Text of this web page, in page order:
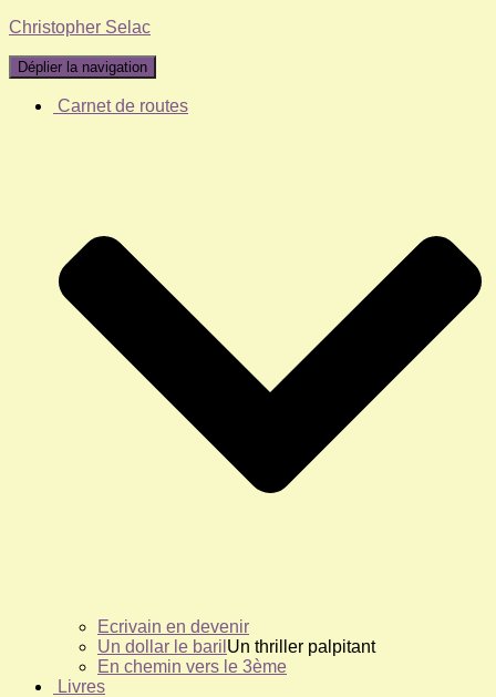
Christopher Selac
Déplier la navigation
Carnet de routes
Ecrivain en devenir
Un dollar le baril Un thriller palpitant
En chemin vers le 3ème
Livres